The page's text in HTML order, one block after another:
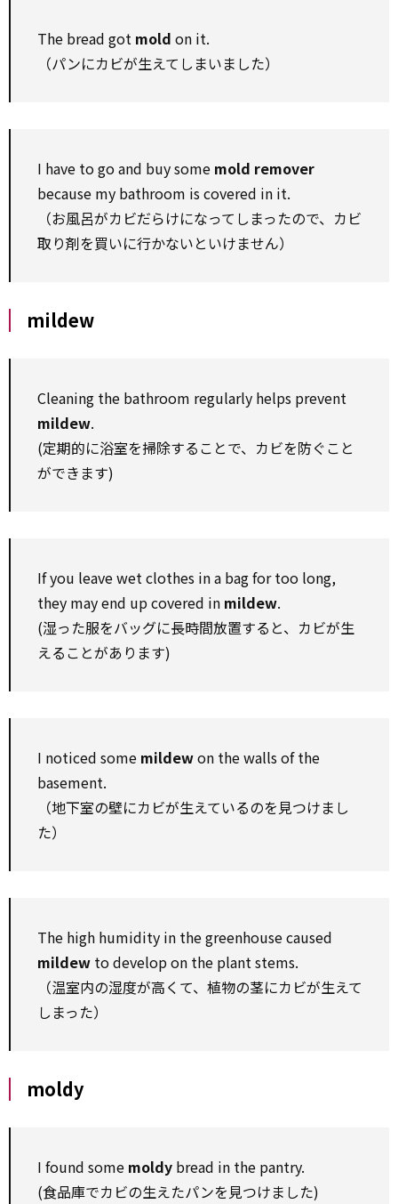
The bread got mold on it.
（パンにカビが生えてしまいました）
I have to go and buy some mold remover
because my bathroom is covered in it.
（お風呂がカビだらけになってしまったので、カビ
取り剤を買いに行かないといけません）
mildew
Cleaning the bathroom regularly helps prevent
mildew.
(定期的に浴室を掃除することで、カビを防ぐこと
ができます)
If you leave wet clothes in a bag for too long,
they may end up covered in mildew.
(湿った服をバッグに長時間放置すると、カビが生
えることがあります)
I noticed some mildewon the walls of the
basement.
（地下室の壁にカビが生えているのを見つけまし
た）
The high humidity in the greenhouse caused
mildew to develop on the plant stems.
（温室内の湿度が高くて、植物の茎にカビが生えて
しまった）
moldy
I found some moldy bread in the pantry.
(食品庫でカビの生えたパンを見つけました)